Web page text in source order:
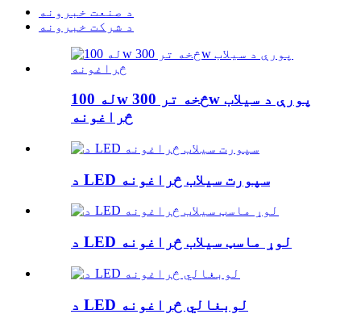
د صنعت خبرونه
د شرکت خبرونه
له 100w څخه تر 300w پورې د سیلاب
څراغونه
د LED سپورت سیلاب څراغونه
د LED لوړ ماسټ سیلاب څراغونه
د LED لوبغالي څراغونه